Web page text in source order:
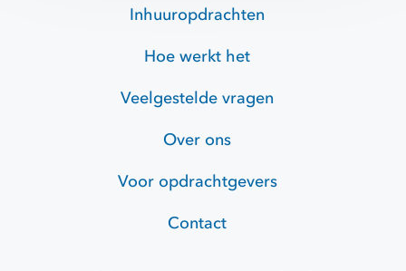
Inhuuropdrachten
Hoe werkt het
Veelgestelde vragen
Over ons
Voor opdrachtgevers
Contact